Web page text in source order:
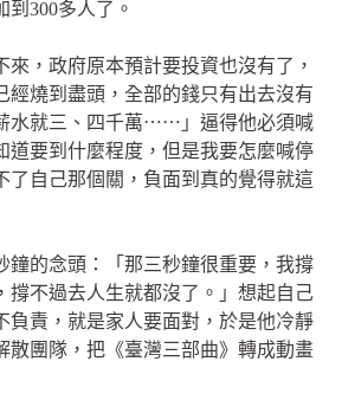
300多人了。
來，政府原本預計要投資也沒有了，
經燒到盡頭，全部的錢只有出去沒有
水就三、四千萬⋯⋯」逼得他必須喊
道要到什麼程度，但是我要怎麼喊停
了自己那個關，負面到真的覺得就這
鐘的念頭：「那三秒鐘很重要，我撐
撐不過去人生就都沒了。」想起自己
負責，就是家人要面對，於是他冷靜
散團隊，把《臺灣三部曲》轉成動畫